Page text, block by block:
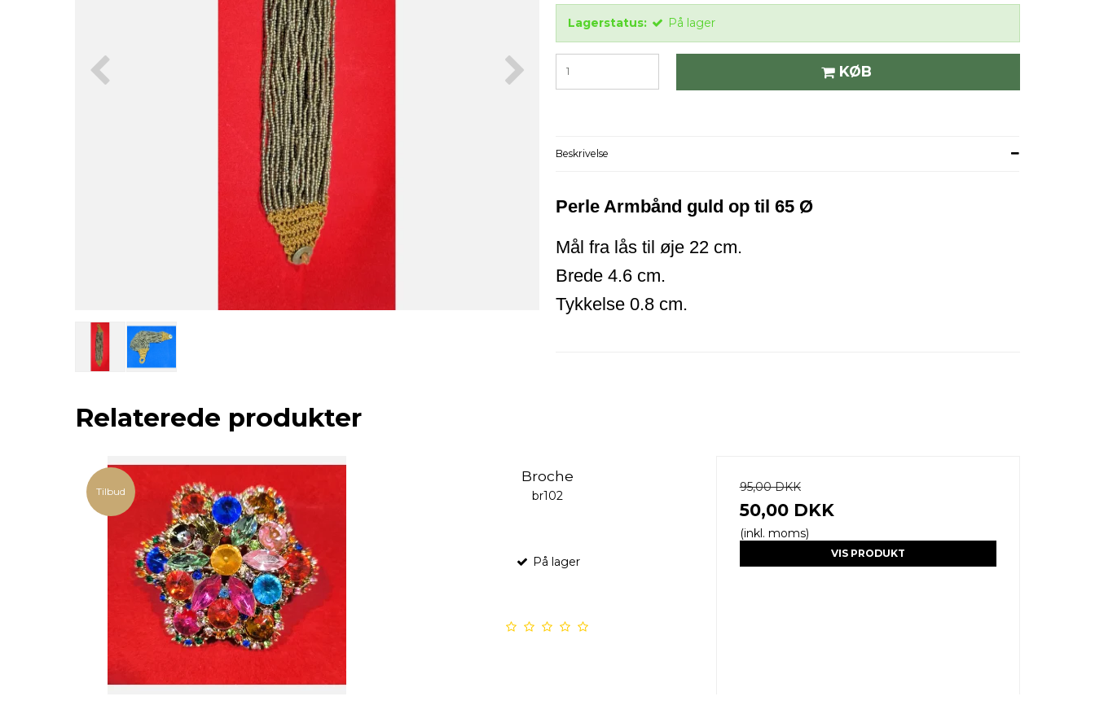
Lagerstatus: På lager
KØB
Beskrivelse
Perle Armbånd guld op til 65 Ø
Mål fra lås til øje 22 cm.
Brede 4.6 cm.
Tykkelse 0.8 cm.
Relaterede produkter
Tilbud
Broche
br102
På lager
95,00 DKK
50,00 DKK
(inkl. moms)
VIS PRODUKT